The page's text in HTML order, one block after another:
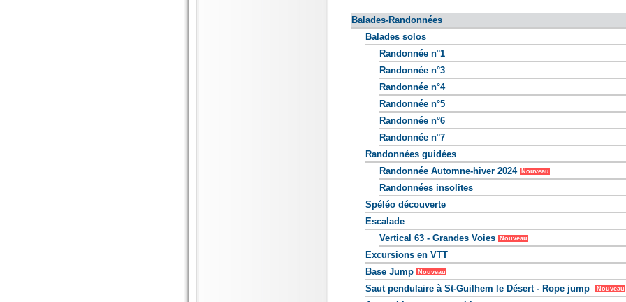
Balades-Randonnées
Balades solos
Randonnée n°1
Randonnée n°3
Randonnée n°4
Randonnée n°5
Randonnée n°6
Randonnée n°7
Randonnées guidées
Randonnée Automne-hiver 2024 Nouveau
Randonnées insolites
Spéléo découverte
Escalade
Vertical 63 - Grandes Voies
Nouveau
Excursions en VTT
Base Jump
Nouveau
Saut pendulaire à St-Guilhem le Désert - Rope jump Nouveau